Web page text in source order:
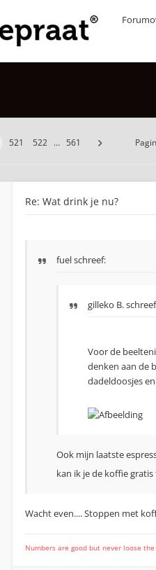
521 522 … 561
Re: Wat drink je nu?
fuel schreef:
gilleko B.
Voor de
denken aan de
dadeldoosjes
Ook mijn laatste
kan ik je de koffie
Wacht even.... Stoppen met
Numbers are good but never loose